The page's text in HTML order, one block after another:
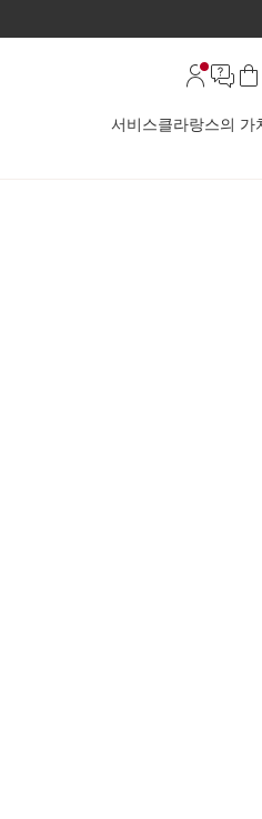
서비스클라랑스의 가